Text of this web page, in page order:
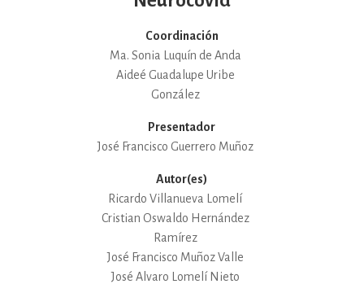
Coordinación
Ma. Sonia Luquín de Anda
Aideé Guadalupe Uribe
González
Presentador
José Francisco Guerrero Muñoz
Autor(es)
Ricardo Villanueva Lomelí
Cristian Oswaldo Hernández
Ramírez
José Francisco Muñoz Valle
José Alvaro Lomelí Nieto